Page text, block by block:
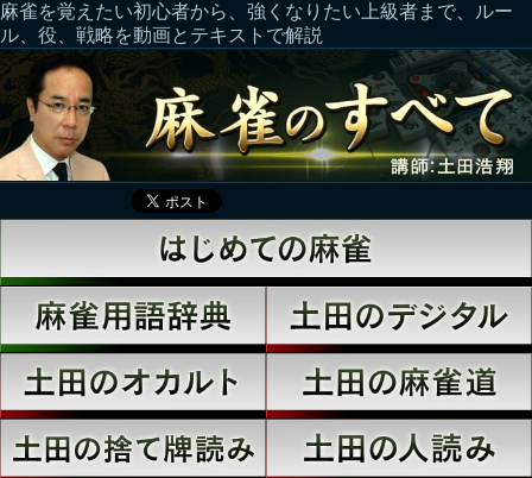
麻雀を覚えたい初心者から、強くなりたい上級者まで、ルー
ル、役、戦略を動画とテキストで解説